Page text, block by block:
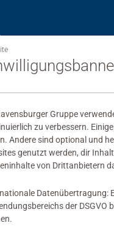
Gruppe
zu verbessern.
Andere sind optional und
genutzt werden, dir
von Drittanbietern
Datenübertragung:
der DSGVO